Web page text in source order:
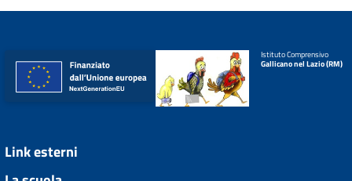
Istituto Comprensivo
Gallicano nel Lazio (RM)
Link esterni